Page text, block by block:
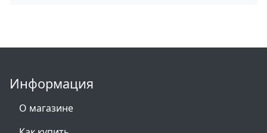
Информация
О магазине